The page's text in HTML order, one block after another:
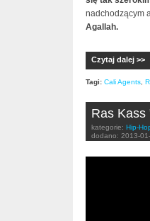
nadchodzącym
Agallah.
Czytaj dalej >>
Tagi: Cali Agents
Ras Kass
kategorie: Hip-
dodano: 2013-